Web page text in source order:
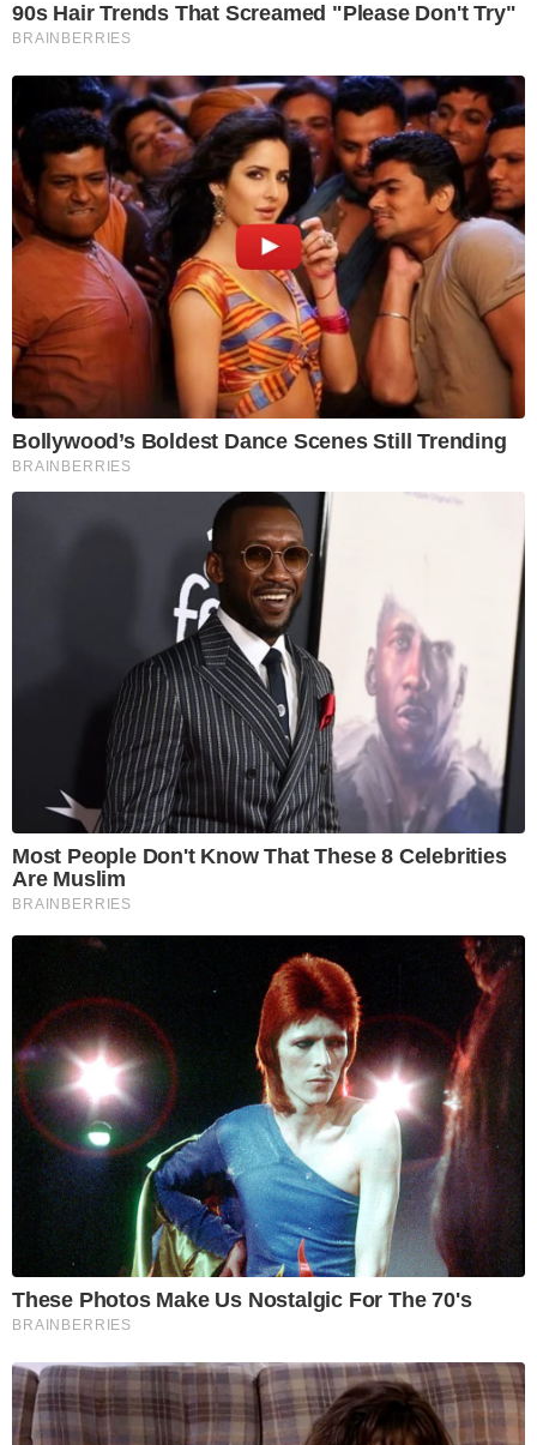
90s Hair Trends That Screamed "Please Don't Try"
BRAINBERRIES
Bollywood’s Boldest Dance Scenes Still Trending
BRAINBERRIES
Most People Don't Know That These 8 Celebrities
Are Muslim
BRAINBERRIES
These Photos Make Us Nostalgic For The 70's
BRAINBERRIES